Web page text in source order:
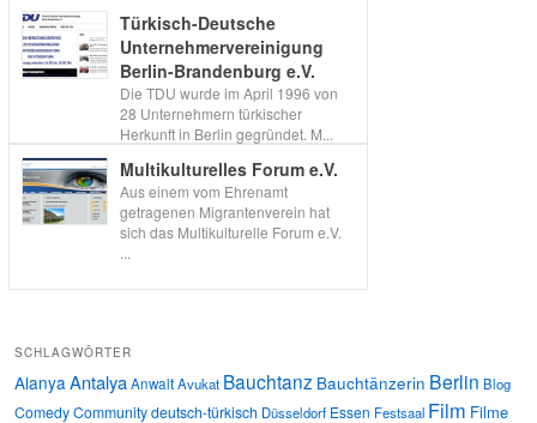
Türkisch-Deutsche
Unternehmervereinigung
Berlin-Brandenburg e.V.
Die TDU wurde im April 1996 von
28 Unternehmern türkischer
Herkunft in Berlin gegründet. M...
Multikulturelles Forum e.V.
Aus einem vom Ehrenamt
getragenen Migrantenverein hat
sich das Multikulturelle Forum e.V.
...
SCHLAGWÖRTER
Alanya AntalyaAnwaltAvukat Bauchtanz Bauchtänzerin Berlin Blog
ComedyCommunitydeutsch-türkisch Düsseldorf Essen Festsaal Film Filme